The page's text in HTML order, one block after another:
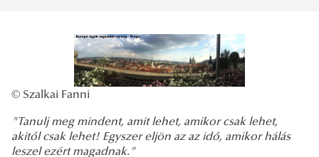
© Szalkai Fanni
"Tanulj meg mindent, amit lehet, amikor csak lehet,
akitől csak lehet! Egyszer eljön az az idő, amikor hálás
leszel ezért magadnak."